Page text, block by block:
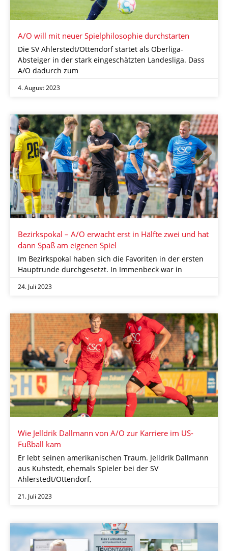
A/O will mit neuer Spielphilosophie durchstarten
Die SV Ahlerstedt/Ottendorf startet als Oberliga-
Absteiger in der stark eingeschätzten Landesliga. Dass
A/O dadurch zum
4. August 2023
Bezirkspokal – A/O erwacht erst in Hälfte zwei und hat
dann Spaß am eigenen Spiel
Im Bezirkspokal haben sich die Favoriten in der ersten
Hauptrunde durchgesetzt. In Immenbeck war in
24. Juli 2023
Wie Jelldrik Dallmann von A/O zur Karriere im US-
Fußball kam
Er lebt seinen amerikanischen Traum. Jelldrik Dallmann
aus Kuhstedt, ehemals Spieler bei der SV
Ahlerstedt/Ottendorf,
21. Juli 2023